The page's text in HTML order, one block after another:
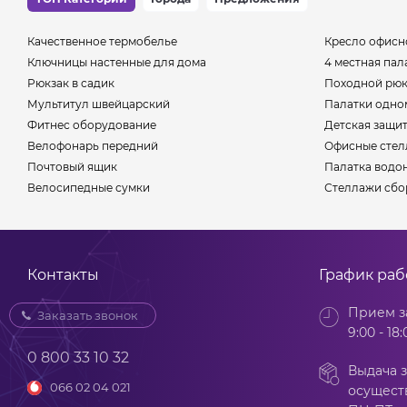
Качественное термобелье
Ключницы настенные для дома
Рюкзак в садик
Мультитул швейцарский
Фитнес оборудование
Велофонарь передний
Почтовый ящик
Велосипедные сумки
Кресло
4 местная
Походной
Палатки
Детская
Офисные
Палатка
Стеллажи
Контакты
Заказать звонок
0 800 33 10 32
066 02 04 021
График
Прием
9:00 -
Выдача